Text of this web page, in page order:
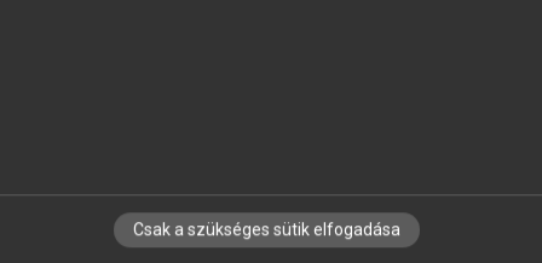
IRATKOZZ FEL HÍRLEVELÜNKRE!
Csak a szükséges sütik elfogadása